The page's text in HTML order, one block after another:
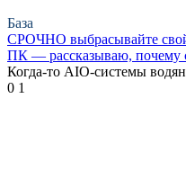
База
СРОЧНО выбрасывайте
ПК — рассказываю, почему
Когда-то AIO-системы
0 1